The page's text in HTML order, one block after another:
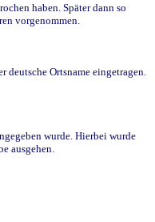
haben. Später dann so
vorgenommen.
Ortsname eingetragen.
wurde. Hierbei wurde
ausgehen.